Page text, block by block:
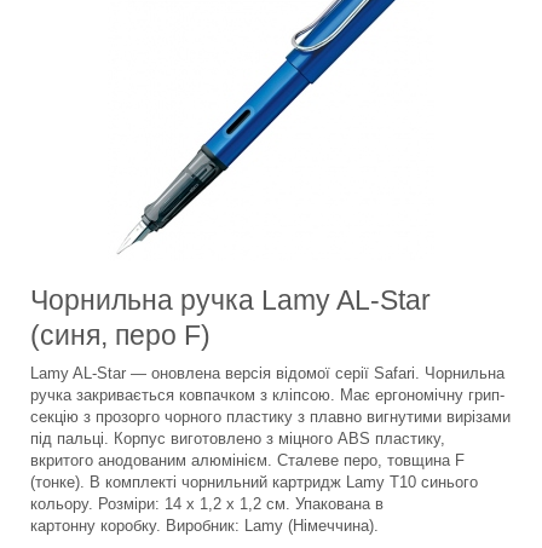
Чорнильна ручка Lamy AL-Star
(синя, перо F)
Lamy AL-Star — оновлена версія відомої серії Safari. Чорнильна
ручка закривається ковпачком з кліпсою. Має ергономічну грип-
секцію з прозорго чорного пластику з плавно вигнутими вирізами
під пальці. Корпус виготовлено з міцного ABS пластику,
вкритого анодованим алюмінієм. Сталеве перо, товщина F
(тонке). В комплекті чорнильний картридж Lamy T10 синього
кольору. Розміри: 14 х 1,2 х 1,2 см. Упакована в
картонну коробку. Виробник: Lamy (Німеччина).